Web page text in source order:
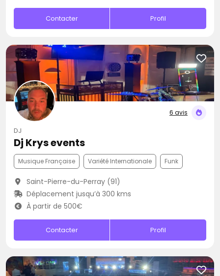
Contacter Profil
6 avis
DJ
Dj Krys events
Musique Française Variété Internationale Funk
Saint-Pierre-du-Perray (91)
Déplacement jusqu’à 300 kms
À partir de 500€
Contacter Profil